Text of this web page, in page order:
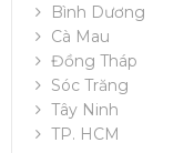
Bình Dương
Cà Mau
Đồng Tháp
Sóc Trăng
Tây Ninh
TP. HCM